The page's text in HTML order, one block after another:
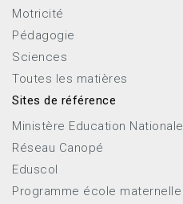
Motricité
Pédagogie
Sciences
Toutes les matières
Sites de référence
Ministère Education Nationale
Réseau Canopé
Eduscol
Programme école maternelle